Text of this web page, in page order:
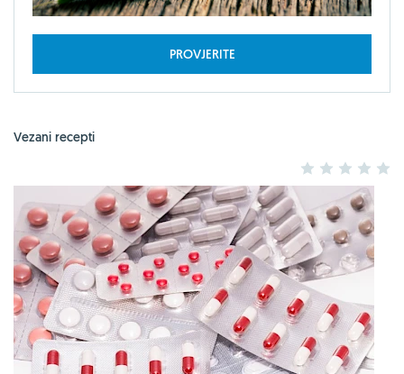
PROVJERITE
Vezani recepti
2 3 4